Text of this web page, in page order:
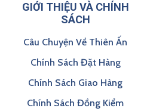
GIỚI THIỆU VÀ CHÍNH
SÁCH
Câu Chuyện Về Thiên Ấn
Chính Sách Đặt Hàng
Chính Sách Giao Hàng
Chính Sách Đồng Kiểm